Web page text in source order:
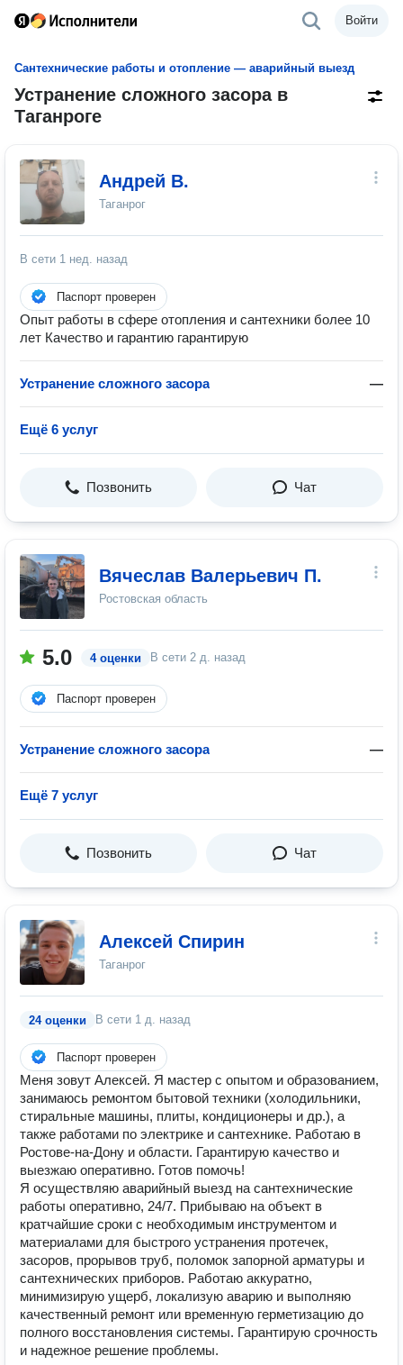
Войти
Сантехнические работы и отопление — аварийный выезд
Устранение сложного засора в
Таганроге
Андрей В.
Таганрог
В сети 1 нед. назад
Паспорт проверен
Опыт работы в сфере отопления и сантехники более 10
лет Качество и гарантию гарантирую
Устранение сложного засора —
Ещё 6 услуг
Позвонить Чат
Вячеслав Валерьевич П.
Ростовская область
5.0 4 оценки В сети 2 д. назад
Паспорт проверен
Устранение сложного засора —
Ещё 7 услуг
Позвонить Чат
Алексей Спирин
Таганрог
24 оценки В сети 1 д. назад
Паспорт проверен
Меня зовут Алексей. Я мастер с опытом и образованием,
занимаюсь ремонтом бытовой техники (холодильники,
стиральные машины, плиты, кондиционеры и др.), а
также работами по электрике и сантехнике. Работаю в
Ростове-на-Дону и области. Гарантирую качество и
выезжаю оперативно. Готов помочь!
Я осуществляю аварийный выезд на сантехнические
работы оперативно, 24/7. Прибываю на объект в
кратчайшие сроки с необходимым инструментом и
материалами для быстрого устранения протечек,
засоров, прорывов труб, поломок запорной арматуры и
сантехнических приборов. Работаю аккуратно,
минимизирую ущерб, локализую аварию и выполняю
качественный ремонт или временную герметизацию до
полного восстановления системы. Гарантирую срочность
и надежное решение проблемы.